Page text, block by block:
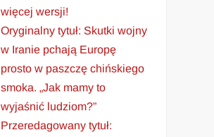
więcej wersji!
Oryginalny tytuł: Skutki wojny
w Iranie pchają Europę
prosto w paszczę chińskiego
smoka. „Jak mamy to
wyjaśnić ludziom?”
Przeredagowany tytuł: